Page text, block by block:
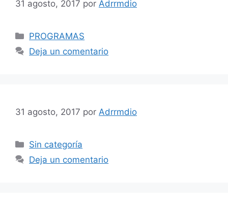
31 agosto, 2017 por Adrrmdio
Categorías
PROGRAMAS
Deja un comentario
31 agosto, 2017 por Adrrmdio
Categorías
Sin categoría
Deja un comentario